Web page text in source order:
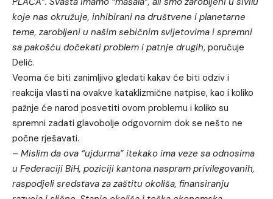
koje nas okružuje, inhibirani na društvene i planetarne
teme, zarobljeni u našim sebičnim svijetovima i spremni
sa pakošću dočekati problem i patnje drugih, poručuje
Delić.
Veoma će biti zanimljivo gledati kakav će biti odziv i
reakcija vlasti na ovakve kataklizmične natpise, kao i koliko
pažnje će narod posvetiti ovom problemu i koliko su
spremni zadati glavobolje odgovornim dok se nešto ne
počne rješavati.
– Mislim da ova “ujdurma” itekako ima veze sa odnosima
u Federaciji BiH, poziciji kantona naspram privilegovanih,
raspodjeli sredstava za zaštitu okoliša, finansiranju